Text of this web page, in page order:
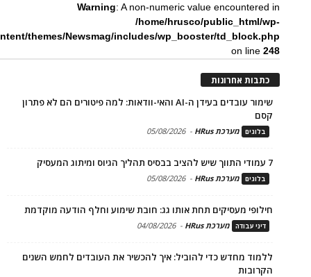
Warning: A non-numeric value encountered in
/home/hrusco/public_html/wp-
themes/Newsmag/includes/wp_booster/td_block.php
on line248
כתבות אחרונות
שימור עובדים בעידן ה-AI והאי-וודאות: למה פיטורים הם לא פתרון
קסם
בלוגים מערכת HRus -
05/08/2026
7 עמודי התווך שיש להציב בבסיס תהליך הגיוס ומיתוג המעסיק
בלוגים מערכת HRus -
05/08/2026
חילופי מעסיקים תחת אותו גג: חובת שימוע וחלף הודעה מוקדמת
דיני עבודה מערכת HRus -
04/08/2026
ללמוד מחדש כדי להוביל: איך להכשיר את העובדים לחמש השנים
הקרובות